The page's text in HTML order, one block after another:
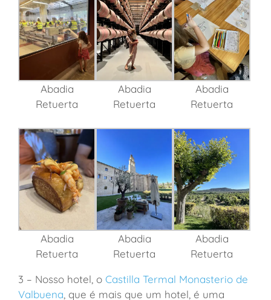
Abadia
Retuerta
Abadia
Retuerta
Abadia
Retuerta
Abadia
Retuerta
Abadia
Retuerta
Abadia
Retuerta
3 – Nosso hotel, o Castilla Termal Monasterio de
Valbuena , que é mais que um hotel, é uma